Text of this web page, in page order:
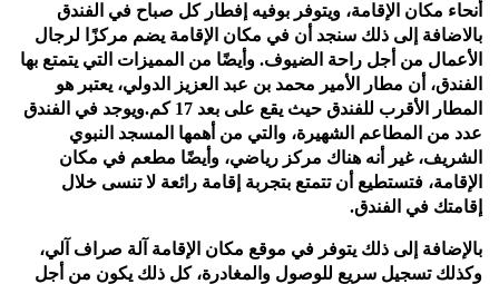
أنحاء مكان الإقامة، ويتوفر بوفيه إفطار كل صباح في الفندق
بالاضافة إلى ذلك سنجد أن في مكان الإقامة يضم مركزًا لرجال
الأعمال من أجل راحة الضيوف. وأيضًا من المميزات التي يتمتع بها
الفندق، أن مطار الأمير محمد بن عبد العزيز الدولي، يعتبر هو
المطار الأقرب للفندق حيث يقع على بعد 17 كم.
ويوجد في الفندق
عدد من المطاعم الشهيرة، والتي من أهمها المسجد النبوي
الشريف، غير أنه هناك مركز رياضي، وأيضًا مطعم في مكان
الإقامة، فتستطيع أن تتمتع بتجربة إقامة رائعة لا تنسى خلال
إقامتك في الفندق.
بالإضافة إلى ذلك يتوفر في موقع مكان الإقامة آلة صراف آلي،
وكذلك تسجيل سريع للوصول والمغادرة، كل ذلك يكون من أجل